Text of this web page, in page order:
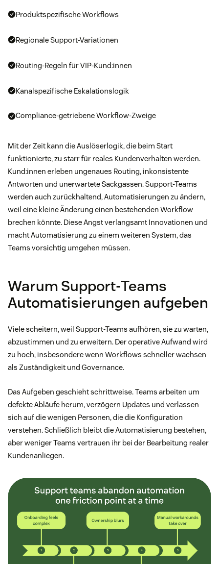
Produktspezifische Workflows
Regionale Support-Variationen
Routing-Regeln für VIP-Kund:innen
Kanalspezifische Eskalationslogik
Compliance-getriebene Workflow-Zweige
Mit der Zeit kann die Auslöserlogik, die beim Start
funktionierte, zu starr für reales Kundenverhalten werden.
Kund:innen erleben ungenaues Routing, inkonsistente
Antworten und unerwartete Sackgassen. Support-Teams
werden auch zurückhaltend, Automatisierungen zu ändern,
weil eine kleine Änderung einen bestehenden Workflow
brechen könnte. Diese Angst verlangsamt Innovationen und
macht Automatisierung zu einem weiteren System, das
Teams vorsichtig umgehen müssen.
Warum Support-Teams
Automatisierungen aufgeben
Viele scheitern, weil Support-Teams aufhören, sie zu warten,
abzustimmen und zu erweitern. Der operative Aufwand wird
zu hoch, insbesondere wenn Workflows schneller wachsen
als Zuständigkeit und Governance.
Das Aufgeben geschieht schrittweise. Teams arbeiten um
defekte Abläufe herum, verzögern Updates und verlassen
sich auf die wenigen Personen, die die Konfiguration
verstehen. Schließlich bleibt die Automatisierung bestehen,
aber weniger Teams vertrauen ihr bei der Bearbeitung realer
Kundenanliegen.